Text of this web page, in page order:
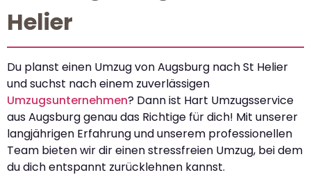
Helier
Du planst einen Umzug von Augsburg nach St Helier
und suchst nach einem zuverlässigen
Umzugsunternehmen? Dann ist Hart Umzugsservice
aus Augsburg genau das Richtige für dich! Mit unserer
langjährigen Erfahrung und unserem professionellen
Team bieten wir dir einen stressfreien Umzug, bei dem
du dich entspannt zurücklehnen kannst.